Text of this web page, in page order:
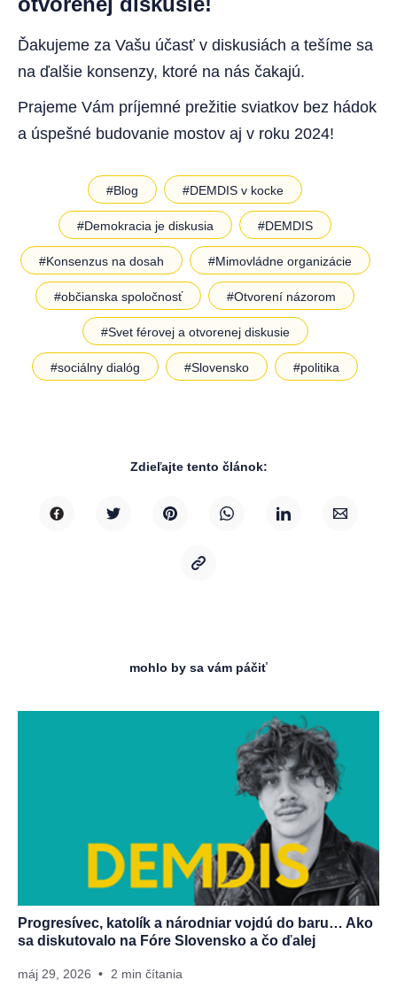
Ďakujeme za Vašu účasť v diskusiách a tešíme sa
na ďalšie konsenzy, ktoré na nás čakajú.
Prajeme Vám príjemné prežitie sviatkov bez hádok
a úspešné budovanie mostov aj v roku 2024!
#Blog #DEMDIS v kocke
#Demokracia je diskusia #DEMDIS
#Konsenzus na dosah #Mimovládne organizácie
#občianska spoločnosť #Otvorení názorom
#Svet férovej a otvorenej diskusie
#sociálny dialóg #Slovensko #politika
Zdieľajte tento článok:
mohlo by sa vám páčiť
Progresívec, katolík a národniar vojdú do baru… Ako
sa diskutovalo na Fóre Slovensko a čo ďalej
máj 29, 2026 2 min čítania